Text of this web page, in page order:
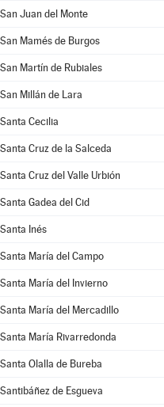
San Juan del Monte
San Mamés de Burgos
San Martín de Rubiales
San Millán de Lara
Santa Cecilia
Santa Cruz de la Salceda
Santa Cruz del Valle Urbión
Santa Gadea del Cid
Santa Inés
Santa María del Campo
Santa María del Invierno
Santa María del Mercadillo
Santa María Rivarredonda
Santa Olalla de Bureba
Santibáñez de Esgueva